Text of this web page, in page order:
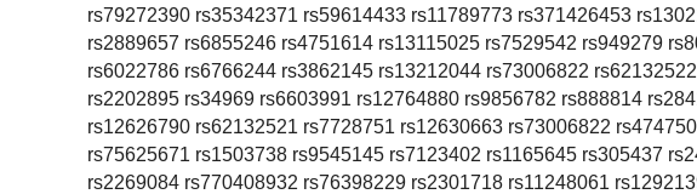
rs79272390 rs35342371 rs59614433 rs11789773 rs371426453
rs2889657 rs6855246 rs4751614 rs13115025 rs7529542 rs949279
rs6022786 rs6766244 rs3862145 rs13212044 rs73006822
rs2202895 rs34969 rs6603991 rs12764880 rs9856782 rs888814
rs12626790 rs62132521 rs7728751 rs12630663 rs73006822
rs75625671 rs1503738 rs9545145 rs7123402 rs1165645 rs305437
rs2269084 rs770408932 rs76398229 rs2301718 rs11248061